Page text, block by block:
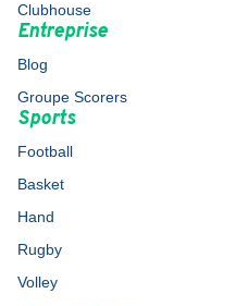
Clubhouse
Entreprise
Blog
Groupe Scorers
Sports
Football
Basket
Hand
Rugby
Volley